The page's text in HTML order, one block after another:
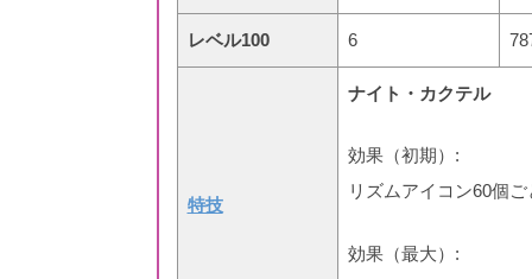
レベル100 6
特技
ナイト・カクテル
効果（初期）:
リズムアイコン60個
効果（最大）: